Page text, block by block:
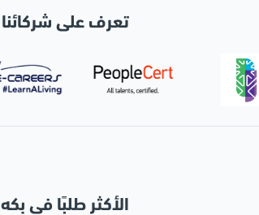
تعرف على شركائنا
الأكثر طلبًا في بكه